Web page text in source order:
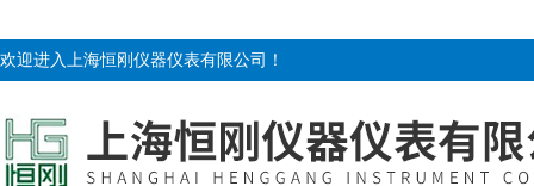
欢迎进入上海恒刚仪器仪表有限公司！